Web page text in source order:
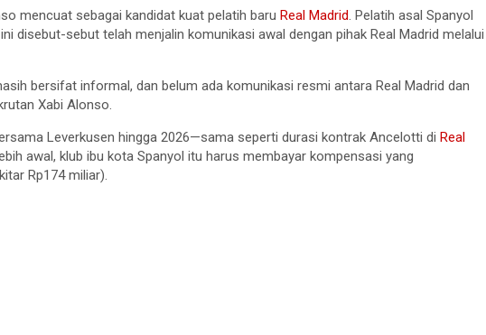
mencuat sebagai kandidat kuat pelatih baru Real Madrid. Pelatih asal Spanyol
disebut-sebut telah menjalin komunikasi awal dengan pihak Real Madrid melalui
bersifat informal, dan belum ada komunikasi resmi antara Real Madrid dan
Xabi Alonso.
Leverkusen hingga 2026—sama seperti durasi kontrak Ancelotti di Real
awal, klub ibu kota Spanyol itu harus membayar kompensasi yang
Rp174 miliar).